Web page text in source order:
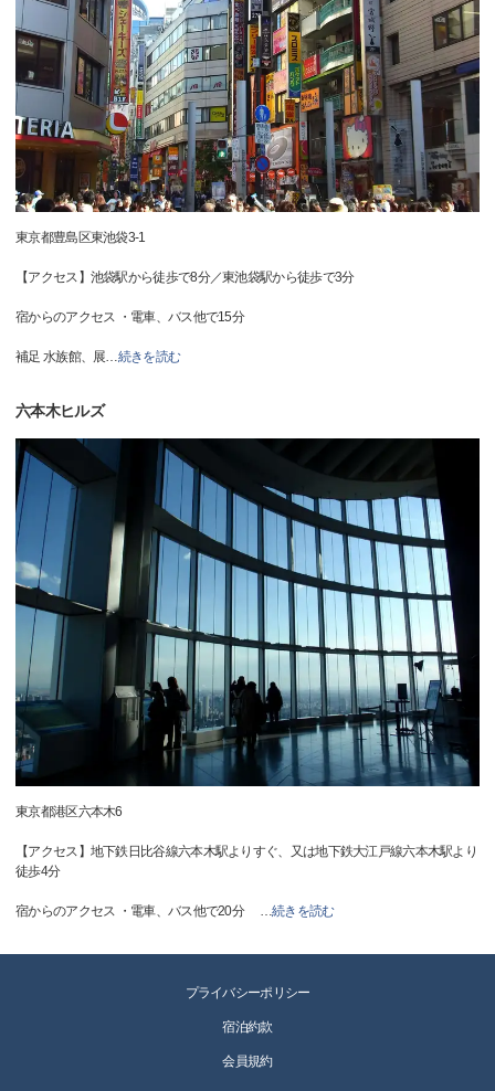
東京都豊島区東池袋3-1
【アクセス】池袋駅から徒歩で8分／東池袋駅から徒歩で3分
宿からのアクセス ・電車、バス他で15分
補足 水族館、展…続きを読む
六本木ヒルズ
東京都港区六本木6
【アクセス】地下鉄日比谷線六本木駅よりすぐ、又は地下鉄大江戸線六本木駅より
徒歩4分
宿からのアクセス ・電車、バス他で20分 …続きを読む
プライバシーポリシー
宿泊約款
会員規約